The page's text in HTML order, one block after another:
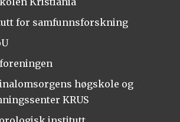
for samfunnsforskning
høgskole og
KRUS